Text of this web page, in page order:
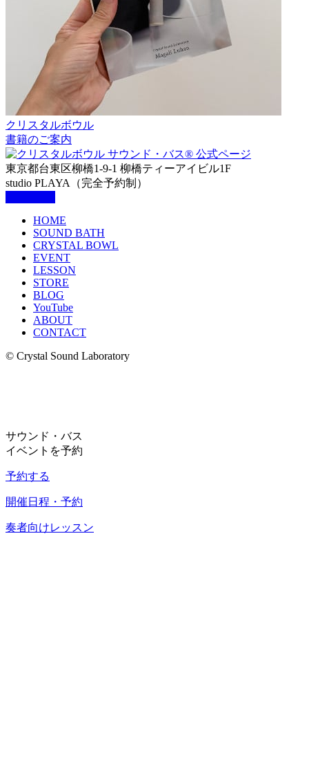
クリスタルボウル
書籍のご案内
東京都台東区柳橋1-9-1 柳橋ティーアイビル1F
studio PLAYA（完全予約制）
HOME
SOUND BATH
CRYSTAL BOWL
EVENT
LESSON
STORE
BLOG
YouTube
ABOUT
CONTACT
© Crystal Sound Laboratory
サウンド・バス
イベントを予約
予約する
開催日程・予約
奏者向けレッスン